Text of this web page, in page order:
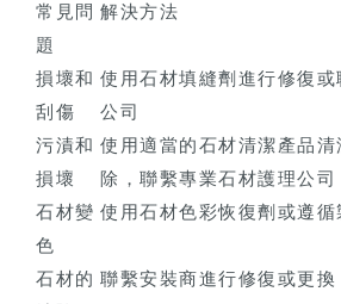
常見問
題
解決方法
損壞和
刮傷
使用石材填縫劑進行修復
公司
污漬和
損壞
使用適當的石材清潔產品
除，聯繫專業石材護理公司
石材變
色
使用石材色彩恢復劑或遵循
石材的 聯繫安裝商進行修復或更換